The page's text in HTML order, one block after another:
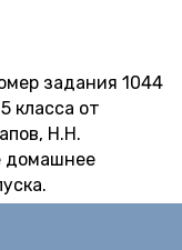
задания 1044
класса от
Н.Н.
домашнее